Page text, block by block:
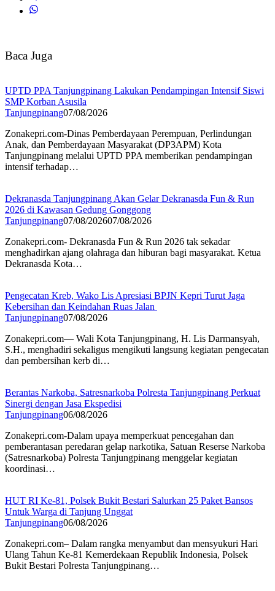
Baca Juga
UPTD PPA Tanjungpinang Lakukan Pendampingan Intensif Siswi
SMP Korban Asusila
Tanjungpinang07/08/2026
Zonakepri.com-Dinas Pemberdayaan Perempuan, Perlindungan
Anak, dan Pemberdayaan Masyarakat (DP3APM) Kota
Tanjungpinang melalui UPTD PPA memberikan pendampingan
intensif terhadap…
Dekranasda Tanjungpinang Akan Gelar Dekranasda Fun & Run
2026 di Kawasan Gedung Gonggong
Tanjungpinang07/08/202607/08/2026
Zonakepri.com- Dekranasda Fun & Run 2026 tak sekadar
menghadirkan ajang olahraga dan hiburan bagi masyarakat. Ketua
Dekranasda Kota…
Pengecatan Kreb, Wako Lis Apresiasi BPJN Kepri Turut Jaga
Kebersihan dan Keindahan Ruas Jalan
Tanjungpinang07/08/2026
Zonakepri.com— Wali Kota Tanjungpinang, H. Lis Darmansyah,
S.H., menghadiri sekaligus mengikuti langsung kegiatan pengecatan
dan pembersihan kerb di…
Berantas Narkoba, Satresnarkoba Polresta Tanjungpinang Perkuat
Sinergi dengan Jasa Ekspedisi
Tanjungpinang06/08/2026
Zonakepri.com-Dalam upaya memperkuat pencegahan dan
pemberantasan peredaran gelap narkotika, Satuan Reserse Narkoba
(Satresnarkoba) Polresta Tanjungpinang menggelar kegiatan
koordinasi…
HUT RI Ke-81, Polsek Bukit Bestari Salurkan 25 Paket Bansos
Untuk Warga di Tanjung Unggat
Tanjungpinang06/08/2026
Zonakepri.com– Dalam rangka menyambut dan mensyukuri Hari
Ulang Tahun Ke-81 Kemerdekaan Republik Indonesia, Polsek
Bukit Bestari Polresta Tanjungpinang…